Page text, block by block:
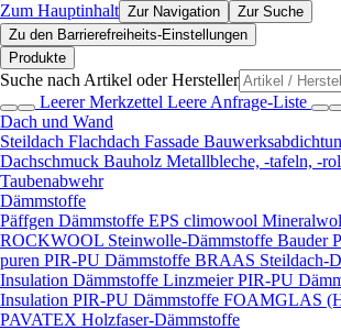
Zum Hauptinhalt Zur Navigation
Zur Suche
Zu den Barrierefreiheits-Einstellungen
Produkte
Suche nach Artikel oder Hersteller
Leerer Merkzettel Leere Anfrage-Liste
Dach und Wand
Steildach Flachdach Fassade
Dachschmuck Bauholz Metallbleche, -tafeln, -
Taubenabwehr
Dämmstoffe
Päffgen Dämmstoffe EPS climowool
ROCKWOOL Steinwolle-Dämmstoffe Bauder
puren PIR-PU Dämmstoffe BRAAS Steildach-
Insulation Dämmstoffe Linzmeier PIR-PU
Insulation PIR-PU Dämmstoffe FOAMGLAS
PAVATEX Holzfaser-Dämmstoffe